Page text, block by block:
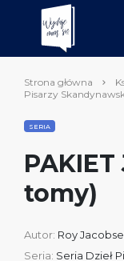
Strona główna
Pisarzy
SERIA
PAKIET
tomy)
Autor: Roy
Seria: Seria Dzieł